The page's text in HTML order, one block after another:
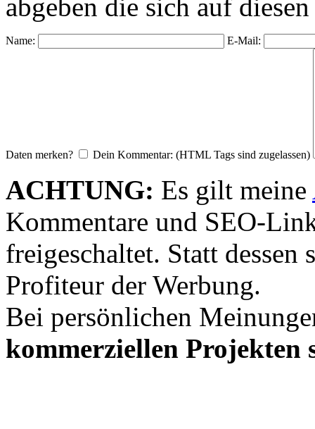
abgeben die sich auf
Name: E-Mail:
Daten merken? Dein Kommentar: (HTML Tags sind zugelassen)
ACHTUNG: Es gilt meine
Kommentare und SEO-
freigeschaltet. Statt dessen
Profiteur der Werbung.
Bei persönlichen
kommerziellen Projekten